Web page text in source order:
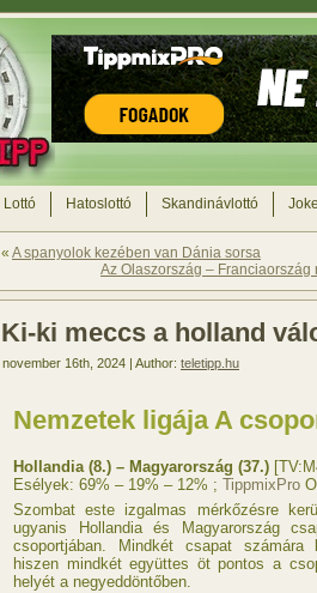
Lottó Hatoslottó Skandinávlottó
« A spanyolok kezében van Dánia sorsa
Az Olaszország –
Ki-ki meccs a holland
november 16th, 2024 | Author: teletipp.hu
Nemzetek ligája A
Hollandia (8.) – Magyarország (37.)
Esélyek: 69% – 19% – 12% ; TippmixPro
Szombat este izgalmas mérkőzésre
ugyanis Hollandia és Magyarország
csoportjában. Mindkét csapat
hiszen mindkét együttes öt pontos a
helyét a negyeddöntőben.